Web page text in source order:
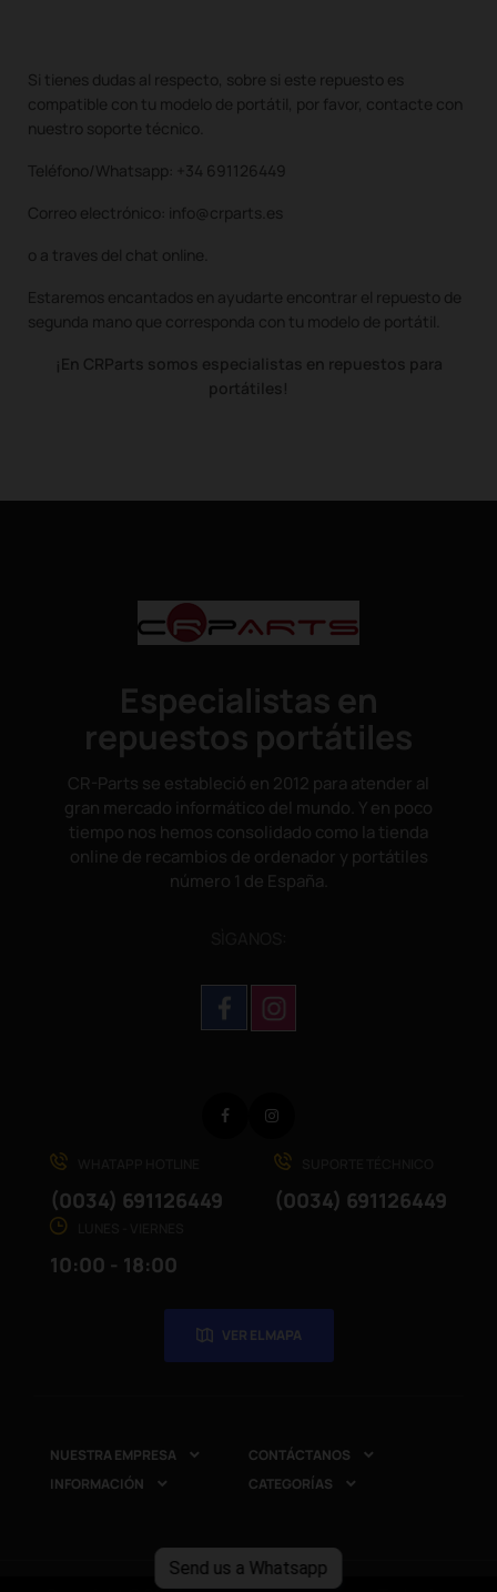
Send us a Whatsapp
Si tienes dudas al respecto, sobre si este repuesto es
compatible con tu modelo de portátil, por favor, contacte con
nuestro soporte técnico.
Teléfono/Whatsapp: +34 691126449
Correo electrónico: info@crparts.es
o a traves del chat online.
Estaremos encantados en ayudarte encontrar el repuesto de
segunda mano que corresponda con tu modelo de portátil.
¡En CRParts somos especialistas en repuestos para
portátiles!
Especialistas en
repuestos portátiles
CR-Parts se estableció en 2012 para atender al
gran mercado informático del mundo. Y en poco
tiempo nos hemos consolidado como la tienda
online de recambios de ordenador y portátiles
número 1 de España.
(0034) 691126449 (0034) 691126449
10:00 - 18:00
VER EL MAPA
Facebook
NUESTRA EMPRESA  CONTÁCTANOS 
INFORMACIÓN  CATEGORÍAS 